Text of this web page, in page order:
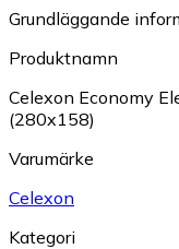
Grundläggande
Produktnamn
Celexon Economy
(280x158)
Varumärke
Celexon
Kategori